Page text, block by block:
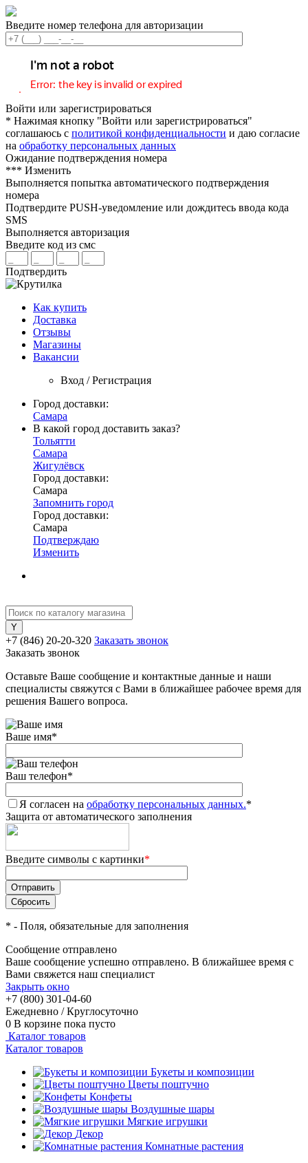
Введите номер телефона для авторизации
Войти или зарегистрироваться
* Нажимая кнопку "Войти или зарегистрироваться"
соглашаюсь с политикой конфиденциальности и даю согласие
на обработку персональных данных
Ожидание подтверждения номера
*** Изменить
Выполняется попытка автоматического подтверждения
номера
Подтвердите PUSH-уведомление или дождитесь ввода кода
SMS
Выполняется авторизация
Введите код из смс
Подтвердить
Как купить
Доставка
Отзывы
Магазины
Вакансии
Вход / Регистрация
Город доставки:
Самара
В какой город доставить заказ?
Тольятти
Самара
Жигулёвск
Город доставки:
Самара
Запомнить город
Город доставки:
Самара
Подтверждаю
Изменить
+7 (846) 20-20-320 Заказать звонок
Заказать звонок
Оставьте Ваше сообщение и контактные данные и наши
специалисты свяжутся с Вами в ближайшее рабочее время для
решения Вашего вопроса.
Ваше имя*
Ваш телефон*
Я согласен на обработку персональных данных.*
Защита от автоматического заполнения
Введите символы с картинки*
* - Поля, обязательные для заполнения
Сообщение отправлено
Ваше сообщение успешно отправлено. В ближайшее время с
Вами свяжется наш специалист
Закрыть окно
+7 (800) 301-04-60
Ежедневно / Круглосуточно
0 В корзине пока пусто
Каталог товаров
Каталог товаров
Букеты и композиции
Цветы поштучно
Конфеты
Воздушные шары
Мягкие игрушки
Декор
Комнатные растения